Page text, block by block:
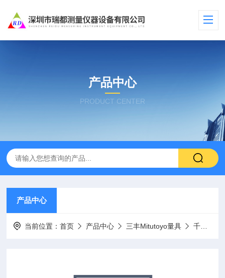
产品中心
PRODUCT CENTER
产品中心
当前位置：首页 产品中心 三丰Mitutoyo量具 千分表